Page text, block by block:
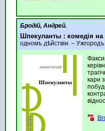
Бродій, Андрей.
Шпекуланты : комедія на
одномъ дѣйствіи. –
кари